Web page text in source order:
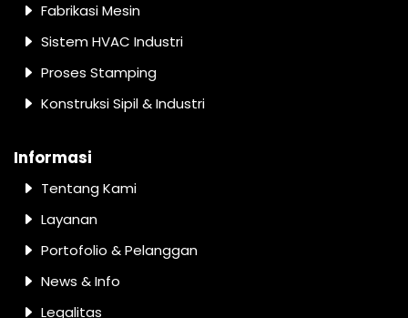
Fabrikasi Mesin
Sistem HVAC Industri
Proses Stamping
Konstruksi Sipil & Industri
Informasi
Tentang Kami
Layanan
Portofolio & Pelanggan
News & Info
Legalitas